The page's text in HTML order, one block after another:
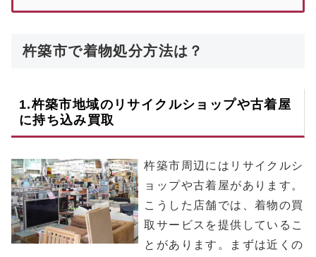
杵築市で着物処分方法は？
1.杵築市地域のリサイクルショップや古着屋
に持ち込み買取
杵築市周辺にはリサイクルシ
ョップや古着屋があります。
こうした店舗では、着物の買
取サービスを提供しているこ
とがあります。まずは近くの